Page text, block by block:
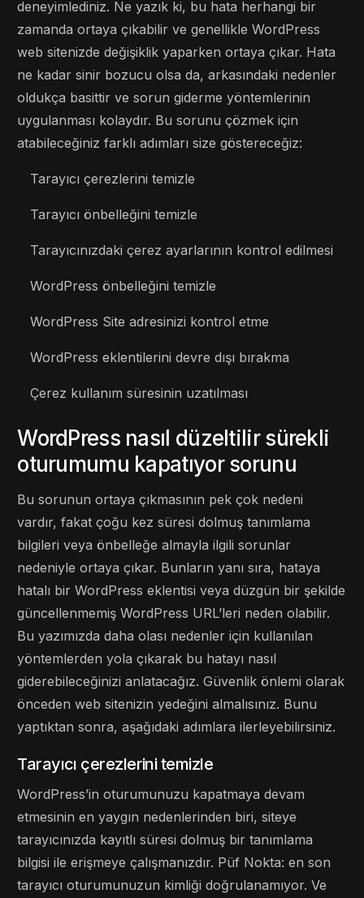
deneyimlediniz. Ne yazık ki, bu hata herhangi bir
zamanda ortaya çıkabilir ve genellikle WordPress
web sitenizde değişiklik yaparken ortaya çıkar. Hata
ne kadar sinir bozucu olsa da, arkasındaki nedenler
oldukça basittir ve sorun giderme yöntemlerinin
uygulanması kolaydır. Bu sorunu çözmek için
atabileceğiniz farklı adımları size göstereceğiz:
Tarayıcı çerezlerini temizle
Tarayıcı önbelleğini temizle
Tarayıcınızdaki çerez ayarlarının kontrol edilmesi
WordPress önbelleğini temizle
WordPress Site adresinizi kontrol etme
WordPress eklentilerini devre dışı bırakma
Çerez kullanım süresinin uzatılması
WordPress nasıl düzeltilir sürekli
oturumumu kapatıyor sorunu
Bu sorunun ortaya çıkmasının pek çok nedeni
vardır, fakat çoğu kez süresi dolmuş tanımlama
bilgileri veya önbelleğe almayla ilgili sorunlar
nedeniyle ortaya çıkar. Bunların yanı sıra, hataya
hatalı bir WordPress eklentisi veya düzgün bir şekilde
güncellenmemiş WordPress URL’leri neden olabilir.
Bu yazımızda daha olası nedenler için kullanılan
yöntemlerden yola çıkarak bu hatayı nasıl
giderebileceğinizi anlatacağız. Güvenlik önlemi olarak
önceden web sitenizin yedeğini almalısınız. Bunu
yaptıktan sonra, aşağıdaki adımlara ilerleyebilirsiniz.
Tarayıcı çerezlerini temizle
WordPress’in oturumunuzu kapatmaya devam
etmesinin en yaygın nedenlerinden biri, siteye
tarayıcınızda kayıtlı süresi dolmuş bir tanımlama
bilgisi ile erişmeye çalışmanızdır. Püf Nokta: en son
tarayıcı oturumunuzun kimliği doğrulanamıyor. Ve